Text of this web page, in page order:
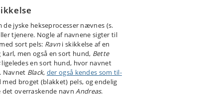
de jyske hekseprocesser nævnes (s.
tjenere. Nogle af navnene sigter til
sort pels: Ravni skikkelse af en
karl, men også en sort hund, Bette
ligeledes en sort hund, hvor navnet
Navnet Black, der også kendes som til-
broget (blakket) pels, og endelig
overraskende navnAndreas.